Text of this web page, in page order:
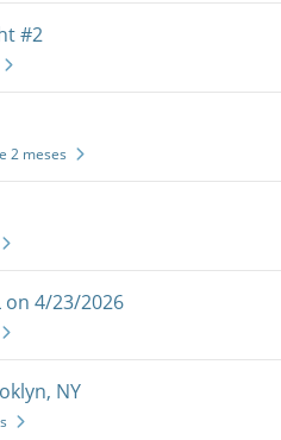
#2
2 meses
on 4/23/2026
NY